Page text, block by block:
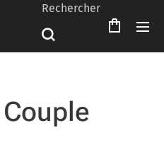
Rechercher
Couple